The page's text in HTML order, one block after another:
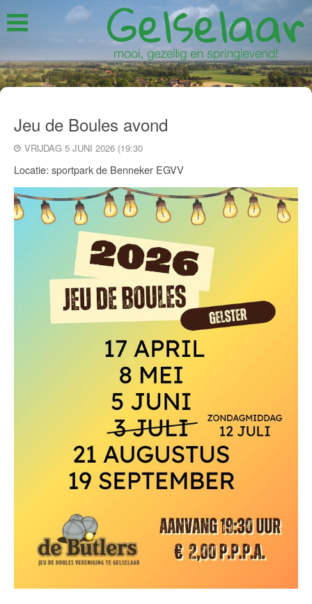
Jeu de Boules avond
VRIJDAG 5 JUNI 2026 (19:30
Locatie: sportpark de Benneker EGVV